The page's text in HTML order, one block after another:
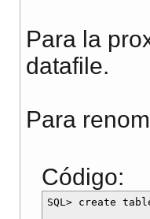
Para la
datafile.
Para
Código:
SQL> create